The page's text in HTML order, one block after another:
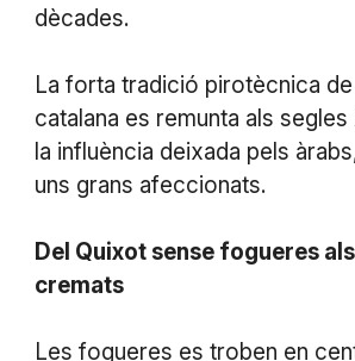
dècades.
La forta tradició pirotècnica
catalana es remunta als segles
la influència deixada pels
uns grans afeccionats.
Del Quixot sense fogueres
cremats
Les fogueres es troben en